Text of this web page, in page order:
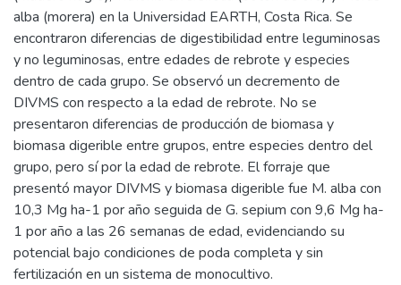
alba (morera) en la Universidad EARTH, Costa Rica. Se
encontraron diferencias de digestibilidad entre leguminosas
y no leguminosas, entre edades de rebrote y especies
dentro de cada grupo. Se observó un decremento de
DIVMS con respecto a la edad de rebrote. No se
presentaron diferencias de producción de biomasa y
biomasa digerible entre grupos, entre especies dentro del
grupo, pero sí por la edad de rebrote. El forraje que
presentó mayor DIVMS y biomasa digerible fue M. alba con
10,3 Mg ha-1 por año seguida de G. sepium con 9,6 Mg ha-
1 por año a las 26 semanas de edad, evidenciando su
potencial bajo condiciones de poda completa y sin
fertilización en un sistema de monocultivo.